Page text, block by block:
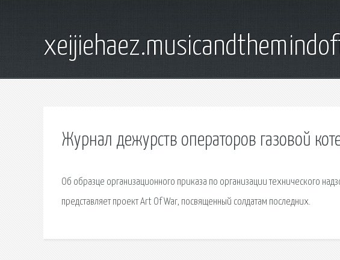
Журнал дежурств операторов газовой
Об образце организационного приказа по организации технического
представляет проект Art Of War, посвященный солдатам последних.